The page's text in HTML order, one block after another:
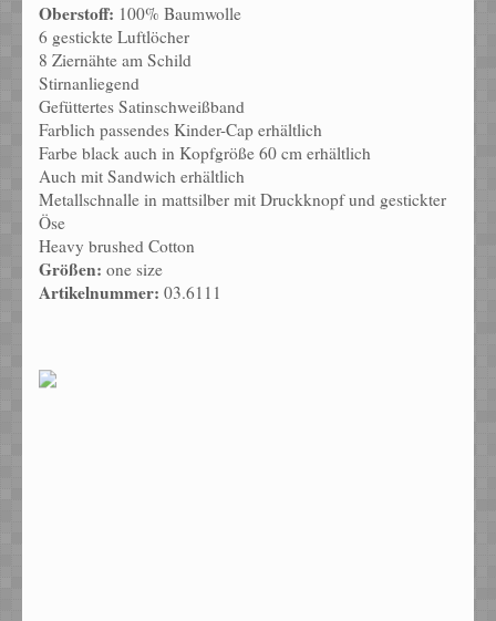
Oberstoff: 100% Baumwolle
6 gestickte Luftlöcher
8 Ziernähte am Schild
Stirnanliegend
Gefüttertes Satinschweißband
Farblich passendes Kinder-Cap erhältlich
Farbe black auch in Kopfgröße 60 cm erhältlich
Auch mit Sandwich erhältlich
Metallschnalle in mattsilber mit Druckknopf und gestickter
Öse
Heavy brushed Cotton
Größen: one size
Artikelnummer: 03.6111